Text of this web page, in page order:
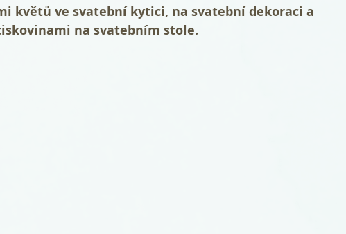
květů ve svatební kytici, na svatební dekoraci a
na svatebním stole.